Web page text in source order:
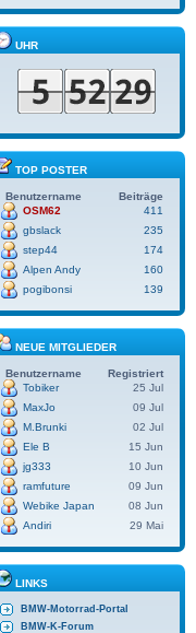
UHR
TOP POSTER
Benutzername
Beiträge
OSM62
411
gbslack
235
step44
174
Alpen Andy
160
pogibonsi
139
NEUE MITGLIEDER
Benutzername
Registriert
Tobiker
25 Jul
MaxJo
09 Jul
M.Brunki
02 Jul
Ele B
15 Jun
jg333
10 Jun
ramfuture
09 Jun
Webike Japan
08 Jun
Andiri
29 Mai
LINKS
BMW-Motorrad-Portal
BMW-K-Forum